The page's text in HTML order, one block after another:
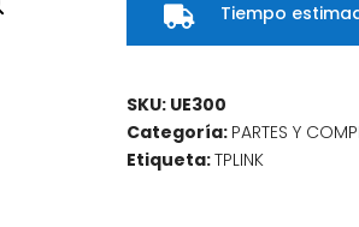
 Tiempo
SKU: UE300
Categoría: PARTES Y
Etiqueta:TPLINK